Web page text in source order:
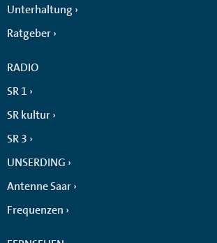
Unterhaltung
Ratgeber
RADIO
SR 1
SR kultur
SR 3
UNSERDING
Antenne Saar
Frequenzen